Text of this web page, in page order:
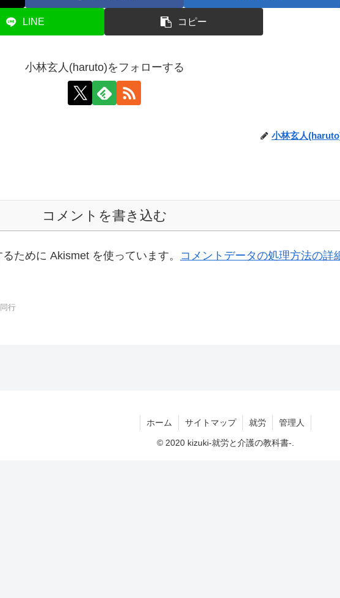
LINE コピー
小林玄人(haruto)をフォローする
小林玄人
コメントを書き込む
ために Akismet を使っています。 コメントデータの処理方法の詳
行
ホーム サイトマップ 就労 管理人
© 2020 kizuki-就労と介護の教科書-.